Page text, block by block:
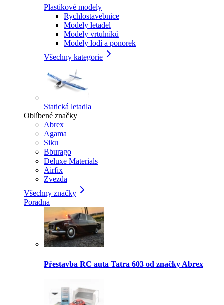
Plastikové modely
Rychlostavebnice
Modely letadel
Modely vrtulníků
Modely lodí a ponorek
Všechny kategorie
Statická letadla
Oblíbené značky
Abrex
Agama
Siku
Bburago
Deluxe Materials
Airfix
Zvezda
Všechny značky
Poradna
Přestavba RC auta Tatra 603 od značky Abrex